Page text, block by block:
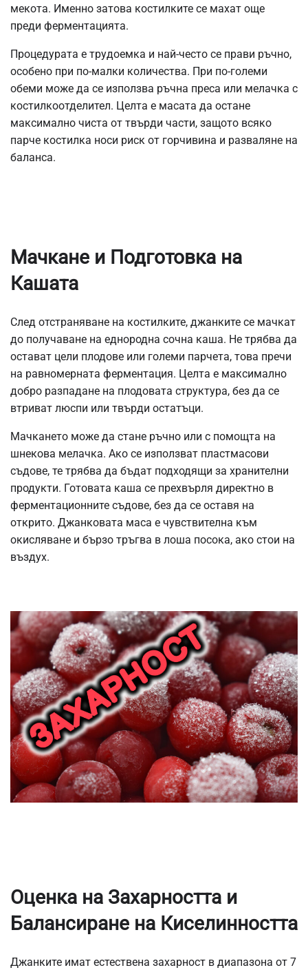
мекота. Именно затова костилките се махат още
преди ферментацията.
Процедурата е трудоемка и най-често се прави ръчно,
особено при по-малки количества. При по-големи
обеми може да се използва ръчна преса или мелачка с
костилкоотделител. Целта е масата да остане
максимално чиста от твърди части, защото всяко
парче костилка носи риск от горчивина и разваляне на
баланса.
Мачкане и Подготовка на
Кашата
След отстраняване на костилките, джанките се мачкат
до получаване на еднородна сочна каша. Не трябва да
остават цели плодове или големи парчета, това пречи
на равномерната ферментация. Целта е максимално
добро разпадане на плодовата структура, без да се
втриват люспи или твърди остатъци.
Мачкането може да стане ръчно или с помощта на
шнекова мелачка. Ако се използват пластмасови
съдове, те трябва да бъдат подходящи за хранителни
продукти. Готовата каша се прехвърля директно в
ферментационните съдове, без да се оставя на
открито. Джанковата маса е чувствителна към
окисляване и бързо тръгва в лоша посока, ако стои на
въздух.
Оценка на Захарността и
Балансиране на Киселинността
Джанките имат естествена захарност в диапазона от 7